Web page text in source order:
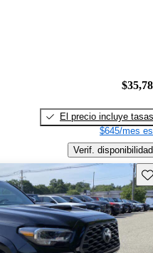
El precio incluye tasas
$645/mes
Verif. disponibilidad